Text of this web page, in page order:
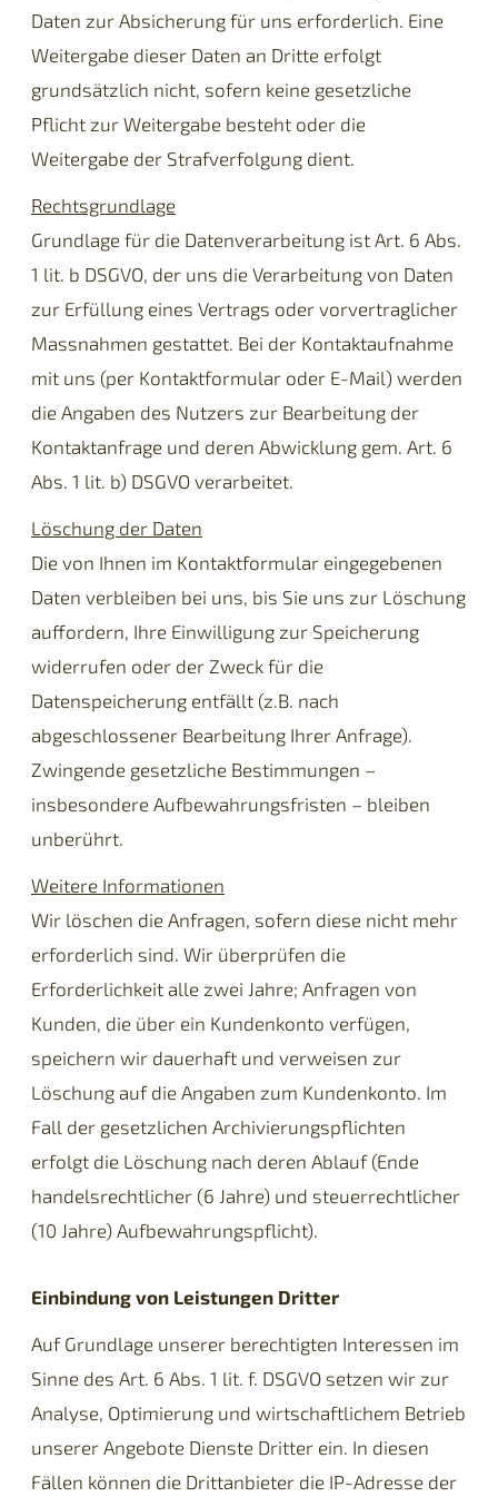
Daten zur Absicherung für uns erforderlich. Eine
Weitergabe dieser Daten an Dritte erfolgt
grundsätzlich nicht, sofern keine gesetzliche
Pflicht zur Weitergabe besteht oder die
Weitergabe der Strafverfolgung dient.
Rechtsgrundlage
Grundlage für die Datenverarbeitung ist Art. 6 Abs.
1 lit. b DSGVO, der uns die Verarbeitung von Daten
zur Erfüllung eines Vertrags oder vorvertraglicher
Massnahmen gestattet. Bei der Kontaktaufnahme
mit uns (per Kontaktformular oder E-Mail) werden
die Angaben des Nutzers zur Bearbeitung der
Kontaktanfrage und deren Abwicklung gem. Art. 6
Abs. 1 lit. b) DSGVO verarbeitet.
Löschung der Daten
Die von Ihnen im Kontaktformular eingegebenen
Daten verbleiben bei uns, bis Sie uns zur Löschung
auffordern, Ihre Einwilligung zur Speicherung
widerrufen oder der Zweck für die
Datenspeicherung entfällt (z.B. nach
abgeschlossener Bearbeitung Ihrer Anfrage).
Zwingende gesetzliche Bestimmungen –
insbesondere Aufbewahrungsfristen – bleiben
unberührt.
Weitere Informationen
Wir löschen die Anfragen, sofern diese nicht mehr
erforderlich sind. Wir überprüfen die
Erforderlichkeit alle zwei Jahre; Anfragen von
Kunden, die über ein Kundenkonto verfügen,
speichern wir dauerhaft und verweisen zur
Löschung auf die Angaben zum Kundenkonto. Im
Fall der gesetzlichen Archivierungspflichten
erfolgt die Löschung nach deren Ablauf (Ende
handelsrechtlicher (6 Jahre) und steuerrechtlicher
(10 Jahre) Aufbewahrungspflicht).
Einbindung von Leistungen Dritter
Auf Grundlage unserer berechtigten Interessen im
Sinne des Art. 6 Abs. 1 lit. f. DSGVO setzen wir zur
Analyse, Optimierung und wirtschaftlichem Betrieb
unserer Angebote Dienste Dritter ein. In diesen
Fällen können die Drittanbieter die IP-Adresse der